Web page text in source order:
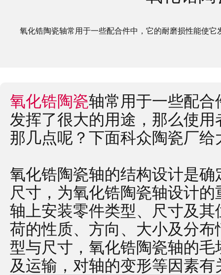
氧化锆陶瓷轴常用于一些配合件中，它的耐磨损性能使
氧化锆陶瓷轴常用于一些配
发挥了很大的用途，那么使
那几点呢？下面科众陶瓷厂
氧化锆陶瓷轴的结构设计是
尺寸，为氧化锆陶瓷轴设计
轴上安装零件类型、尺寸及
荷的性质、方向、大小及分
型与尺寸，氧化锆陶瓷轴的
及运输，对轴的变形等因素有